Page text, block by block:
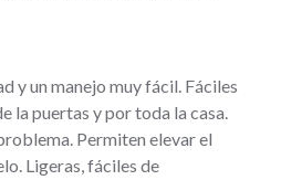
y un manejo muy fácil. Fáciles
la puertas y por toda la casa.
Permiten elevar el
Ligeras, fáciles de